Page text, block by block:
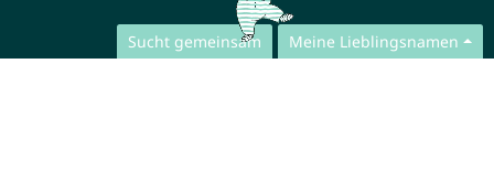
Sucht gemeinsam Meine Lieblingsnamen